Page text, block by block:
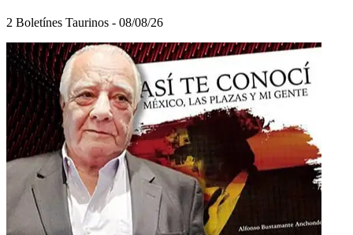
2 Boletínes Taurinos - 08/08/26